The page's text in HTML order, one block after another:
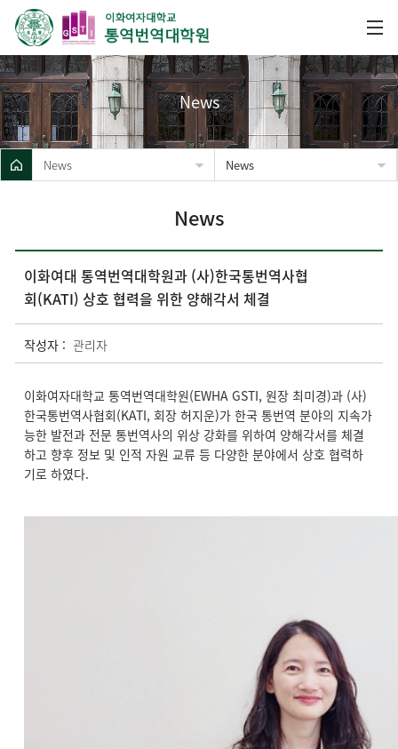
News
News News
News
이화여대 통역번역대학원과 (사)한국통번역사협
회(KATI) 상호 협력을 위한 양해각서 체결
작성자 : 관리자
이화여자대학교 통역번역대학원(EWHA GSTI, 원장 최미경)과 (사)
한국통번역사협회(KATI, 회장 허지운)가 한국 통번역 분야의 지속가
능한 발전과 전문 통번역사의 위상 강화를 위하여 양해각서를 체결
하고 향후 정보 및 인적 자원 교류 등 다양한 분야에서 상호 협력하
기로 하였다.